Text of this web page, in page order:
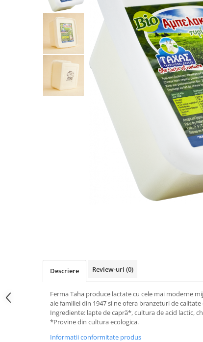
FĂINĂ FĂRĂ GLUTEN
BĂUTURI / LAPTE VEGETAL
OREZ ȘI CEREALE
CREME ȘI PASTE TARTINABILE
CONDIMENTE
CEAIURI GRECEȘTI
Descriere Review-uri (0)
Ferma Taha produce lactate cu cele mai moderne
ale familiei din 1947 si ne ofera branzeturi de calitate
Ingrediente: lapte de capră*, cultura de acid lactic,
*Provine din cultura ecologica.
Informatii conformitate produs